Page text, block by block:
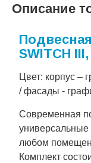
Описание
SWITCH
Цвет: корпус –
/ фасады -
Современная
любом
Комплект